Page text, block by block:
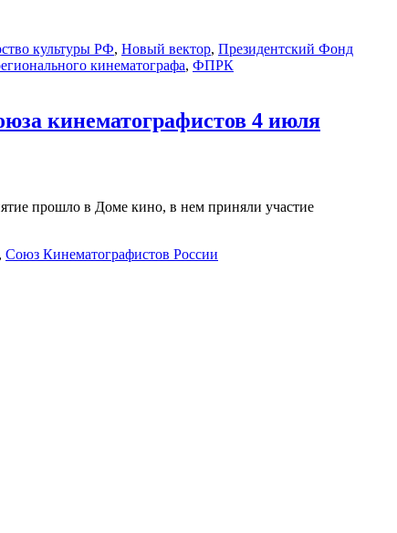
культуры РФ, Новый вектор, Президентский Фонд
кинематографа, ФПРК
кинематографистов 4 июля
прошло в Доме кино, в нем приняли участие
, Союз Кинематографистов России